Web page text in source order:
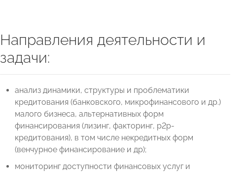
Направления деятельности и
задачи:
анализ динамики, структуры и проблематики
кредитования (банковского, микрофинансового и др.)
малого бизнеса, альтернативных форм
финансирования (лизинг, факторинг, р2р-
кредитования), в том числе некредитных форм
(венчурное финансирование и др);
мониторинг доступности финансовых услуг и